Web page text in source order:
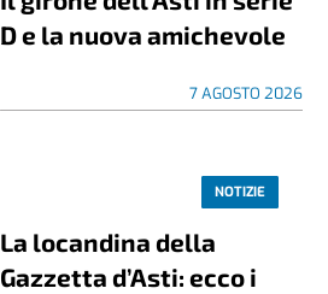
D e la nuova amichevole
7 AGOSTO 2026
NOTIZIE
La locandina della
Gazzetta d’Asti: ecco i